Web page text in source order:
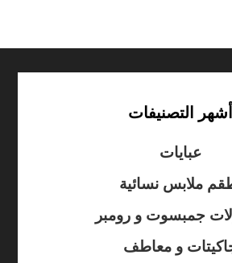
أشهر التصنيفات
عبايات
ملابس نسائية
جمبسوت و رومبر
و معاطف